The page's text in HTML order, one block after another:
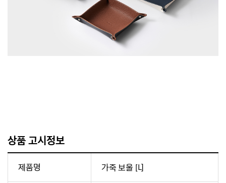
상품 고시정보
제품명 가죽 보울 [L]